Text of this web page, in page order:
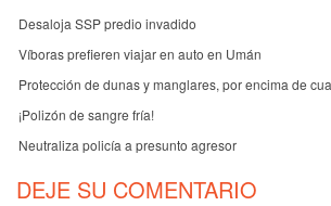
Desaloja SSP predio invadido
Víboras prefieren viajar en auto en Umán
Protección de dunas y manglares, por encima de
¡Polizón de sangre fría!
Neutraliza policía a presunto agresor
DEJE SU COMENTARIO